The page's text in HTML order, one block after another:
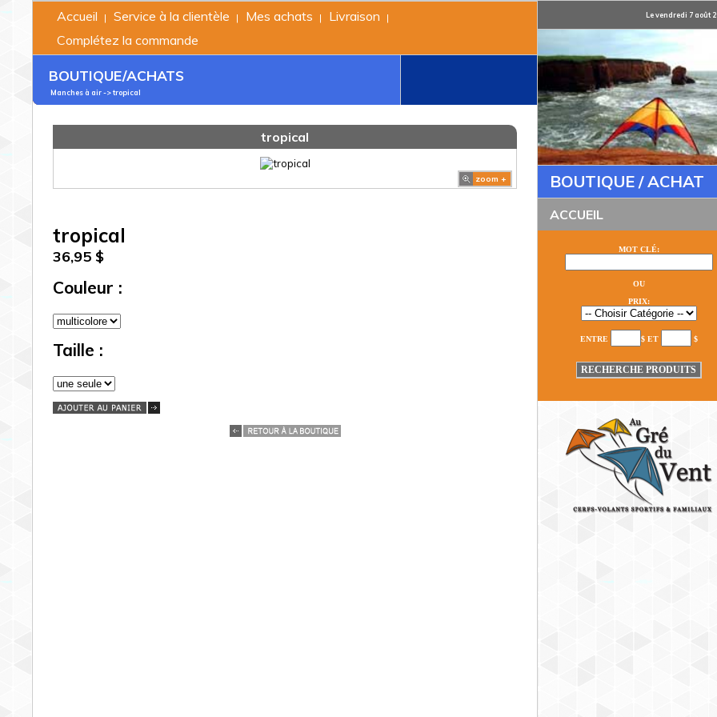
Accueil | Service à la clientèle | Mes achats | Livraison |
Complétez la commande
BOUTIQUE/ACHATS
Manches à air-> tropical
tropical
zoom +
tropical
36,95 $
Couleur :
Taille :
Le vendredi 7 août
BOUTIQUE / ACHAT
ACCUEIL
MOT CLÉ:
OU
PRIX:
ENTRE $ ET $
RECHERCHE PRODUITS